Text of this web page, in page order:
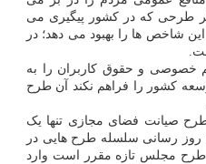
طرحی که در کشور پیگیری می
شاخص ها را بهبود می دهد؛ در
خصوصی و حقوق کاربران را به
کشور را فراهم نکند آن طرح
طرح صیانت فضای مجازی تنها یک
روز رسانی سلسله طرح هایی در
مجلس تازه مقرر است وارد